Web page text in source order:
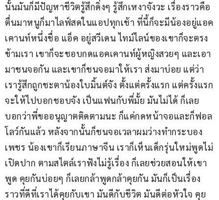
นั้นมันก็มีปัญหาชีวิตรู้สึกดิ่งๆ รู้สึกเหงาจังวะ เรื่องราวคือ
ตื่นมาหนูก็มาไลฟ์สดในแอปทุกเช้า ที่นี้ก็จะมีน้องอยู่แอค
เคานท์หนึ่งชื่อ แอ็ค อยู่สวีเดน ไทม์ไลน์ของเขาก็จะตรง
ข้ามเรา เขาก็จะชอบกดแอคเคานท์ผู้หญิงสวยๆ และเอา
มาชนจอกัน และเขาก็ชนจอมาให้เรา ส่งมาบ่อย แต่ว่า
เรารู้สึกถูกชะตาน้องใบมิ้นต์จัง ตั้งแต่ครั้งแรก แต่ครั้งแรก
จะให้ไปบอกชอบจัง เป็นแฟนกับพี่มั้ย มันไม่ได้ ก็เลย
บอกว่าพี่ขออนุญาตติดตามนะ ก็แค่กดหน้าจอและก็ฟอล
โลว์กันแล้ว หลังจากนั้นก็ชนจอเวลาผมว่างทำกระบอง
เพชร น้องเขาก็เรียนภาษาจีน เราก็เห็นเด็กรุ่นใหม่พูดไม่
เปิดปาก ตามสไตล์เราฟังไม่รู้เรื่อง ก็เลยช่วยสอนให้เขา
พูด คุยกันบ่อยๆ ก็เลยกล้าพูดกล้าคุยกัน มันก็เป็นเรื่อง
ราวที่ดีที่เราได้คุยกับเขา มันดีกับชีวิต มันดีต่อหัวใจ คุย